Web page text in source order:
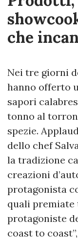
che
Nei tre giorni
hanno offerto
sapori
tonno al
spezie.
dello chef
la tradizione
creazioni
protagonista
quali premiate
protagoniste
coast to